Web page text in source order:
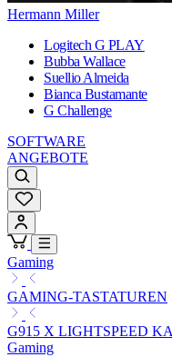
Hermann Miller
Logitech G PLAY
Bubba Wallace
Suellio Almeida
Bianca Bustamante
G Challenge
SOFTWARE
ANGEBOTE
Gaming
GAMING-TASTATUREN
G915 X LIGHTSPEED
Gaming